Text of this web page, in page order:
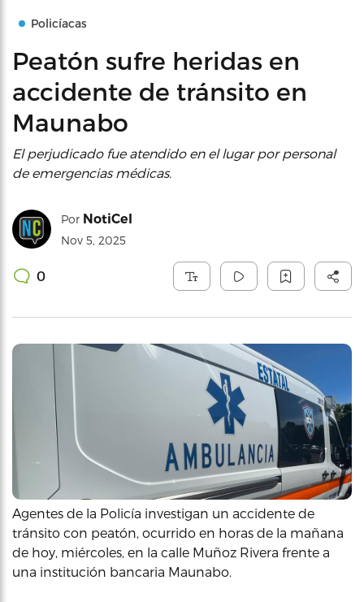
Policíacas
Peatón sufre heridas en
accidente de tránsito en
Maunabo
El perjudicado fue atendido en el lugar por personal
de emergencias médicas.
Por NotiCel
Nov 5, 2025
0
Agentes de la Policía investigan un accidente de
tránsito con peatón, ocurrido en horas de la mañana
de hoy, miércoles, en la calle Muñoz Rivera frente a
una institución bancaria Maunabo.